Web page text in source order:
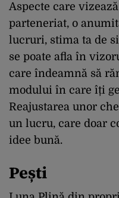
Aspecte care
parteneriat, o
lucruri, stima ta de
se poate afla în
care îndeamnă să
modului în care îți
Reajustarea unor
un lucru, care doar
idee bună.
Pești